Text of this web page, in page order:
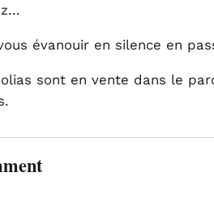
évanouir en silence en
sont en vente dans le